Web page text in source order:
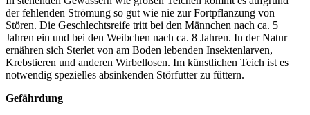
der fehlenden Strömung so gut wie nie zur Fortpflanzung von
Stören. Die Geschlechtsreife tritt bei den Männchen nach ca. 5
Jahren ein und bei den Weibchen nach ca. 8 Jahren. In der Natur
ernähren sich Sterlet von am Boden lebenden Insektenlarven,
Krebstieren und anderen Wirbellosen. Im künstlichen Teich ist es
notwendig spezielles absinkenden Störfutter zu füttern.
Gefährdung